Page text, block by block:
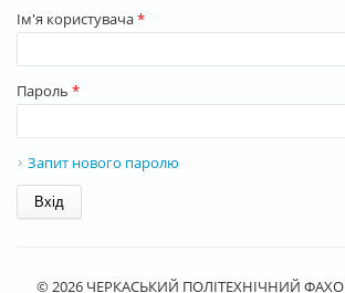
Ім'я користувача*
Пароль *
Запит нового паролю
© 2026 ЧЕРКАСЬКИЙ ПОЛІТЕХНІЧНИЙ